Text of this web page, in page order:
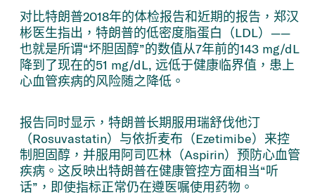
对比特朗普2018年的体检报告和近期的报告，郑汉
彬医生指出，特朗普的低密度脂蛋白（LDL）——
也就是所谓“坏胆固醇”的数值从7年前的143 mg/dL
降到了现在的51 mg/dL, 远低于健康临界值，患上
心血管疾病的风险随之降低。
报告同时显示，特朗普长期服用瑞舒伐他汀
（Rosuvastatin）与依折麦布（Ezetimibe）来控
制胆固醇，并服用阿司匹林（Aspirin）预防心血管
疾病。这反映出特朗普在健康管控方面相当“听
话”，即使指标正常仍在遵医嘱使用药物。